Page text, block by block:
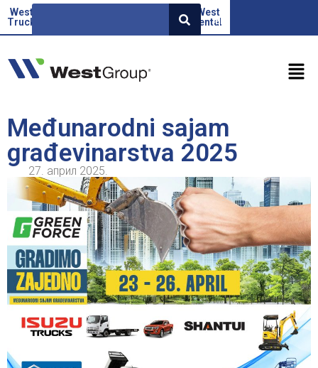
West
Truck
Factor
West
rental
EN
Međunarodni sajam
građevinarstva 2025
27. април 2025.